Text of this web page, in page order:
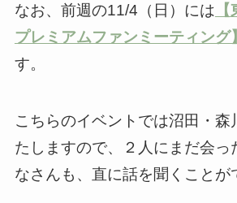
なお、前週の11/4（日）には
プレミアムファンミーティング】
す。
こちらのイベントでは沼田・森
たしますので、２人にまだ会っ
なさんも、直に話を聞くことが